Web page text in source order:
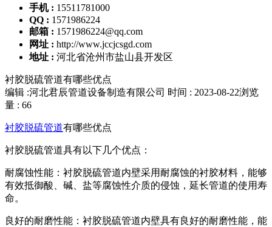
手机 : 15511781000
QQ : 1571986224
邮箱 : 1571986224@qq.com
网址 : http://www.jccjcsgd.com
地址 : 河北省沧州市盐山县开发区
衬胶脱硫管道有哪些优点
编辑 :河北君辰管道设备制造有限公司 时间 : 2023-08-22浏览
量 : 66
衬胶脱硫管道有哪些优点
衬胶脱硫管道具有以下几个优点：
耐腐蚀性能：衬胶脱硫管道内壁采用耐腐蚀的衬胶材料，能够
有效抵御酸、碱、盐等腐蚀性介质的侵蚀，延长管道的使用寿
命。
良好的耐磨性能：衬胶脱硫管道内壁具有良好的耐磨性能，能